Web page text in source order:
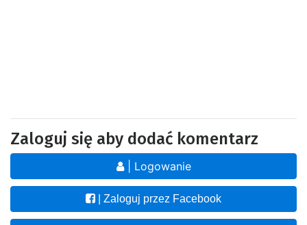
Zaloguj się aby dodać komentarz
| Logowanie
| Zaloguj przez Facebook